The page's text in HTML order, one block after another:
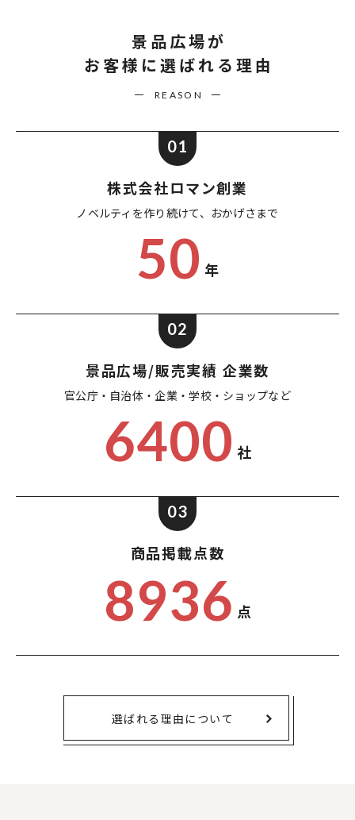
景品広場が
お客様に選ばれる理由
REASON
01
株式会社ロマン創業
ノベルティを作り続けて、 おかげさまで
50 年
02
景品広場/販売実績 企業数
官公庁・自治体・企業・学校・ショップなど
6400 社
03
商品掲載点数
8936 点
選ばれる理由について